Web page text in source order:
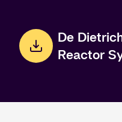
De
Reactor